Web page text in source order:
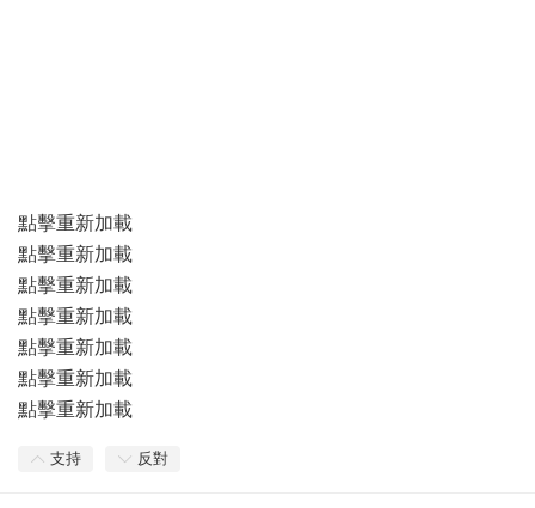
點擊重新加載
點擊重新加載
點擊重新加載
點擊重新加載
點擊重新加載
點擊重新加載
點擊重新加載
支持 反對